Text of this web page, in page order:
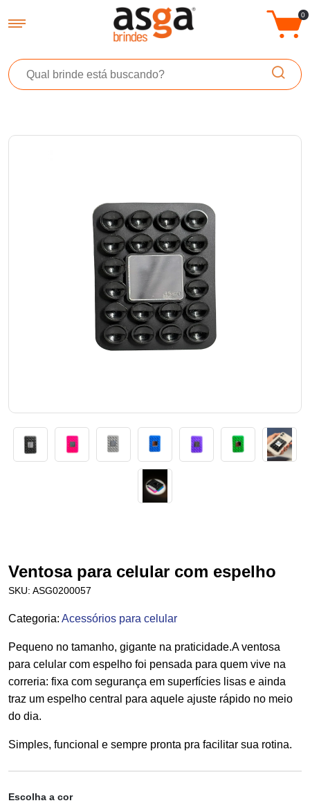
0
Ventosa para celular com espelho
SKU: ASG0200057
Categoria: Acessórios para celular
Pequeno no tamanho, gigante na praticidade.A ventosa
para celular com espelho foi pensada para quem vive na
correria: fixa com segurança em superfícies lisas e ainda
traz um espelho central para aquele ajuste rápido no meio
do dia.
Simples, funcional e sempre pronta pra facilitar sua rotina.
Escolha a cor
Asga Brindes - Brindes Promocionais Personalizados